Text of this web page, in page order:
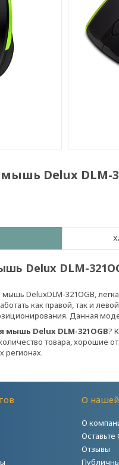
Delux DLM-
Delux DLM-
DeluxDLM-321OGB,
как правой, так и
Данная
мышь Delux DLM-321OGB?
товара, хорошие
регионах.
О
О
Отзывы